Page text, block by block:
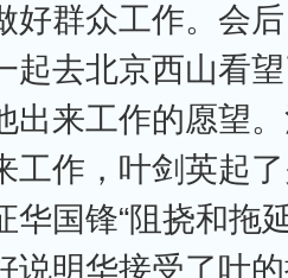
好群众工作。会
起去北京西山看
出来工作的愿望
工作，叶剑英起
华国锋“阻挠和拖
说明华接受了叶